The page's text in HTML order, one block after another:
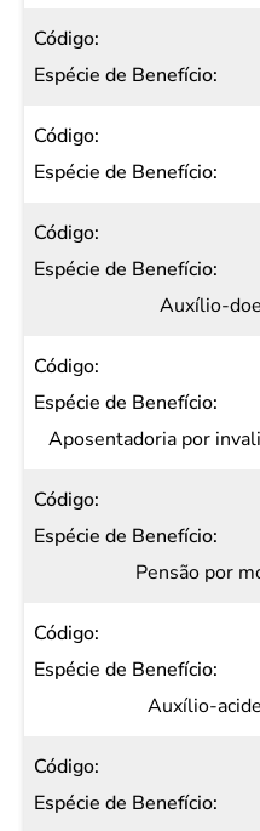
Auxílio-
Aposentadoria por
Pensão por
Auxílio-